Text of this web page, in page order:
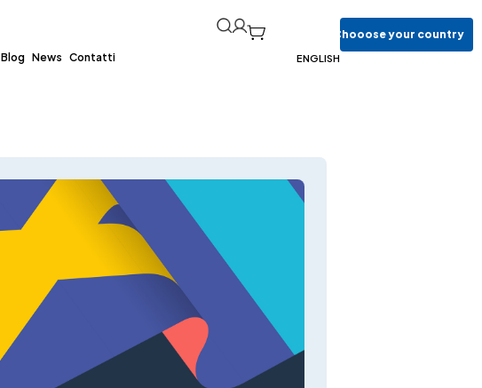
Blog News Contatti
Choooseyour country
ENGLISH